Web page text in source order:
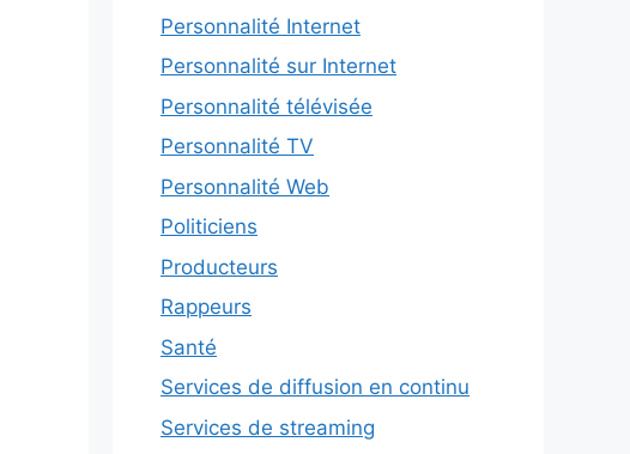
Personnalité Internet
Personnalité sur Internet
Personnalité télévisée
Personnalité TV
Personnalité Web
Politiciens
Producteurs
Rappeurs
Santé
Services de diffusion en continu
Services de streaming